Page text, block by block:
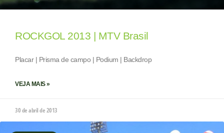
ROCKGOL 2013 | MTV Brasil
Placar | Prisma de campo | Podium | Backdrop
VEJA MAIS »
30 de abril de 2013